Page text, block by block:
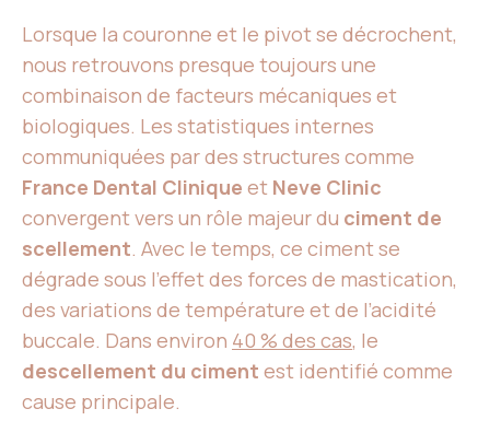
Lorsque la couronne et le pivot se décrochent,
nous retrouvons presque toujours une
combinaison de facteurs mécaniques et
biologiques. Les statistiques internes
communiquées par des structures comme
France Dental Clinique et Neve Clinic
convergent vers un rôle majeur du ciment de
scellement. Avec le temps, ce ciment se
dégrade sous l’effet des forces de mastication,
des variations de température et de l’acidité
buccale. Dans environ 40 % des cas, le
descellement du ciment est identifié comme
cause principale.